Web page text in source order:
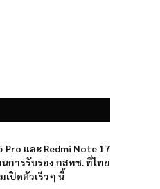
Pro และ Redmi Note 17
นการรับรอง กสทช. ที่ไทย
เปิดตัวเร็วๆ นี้